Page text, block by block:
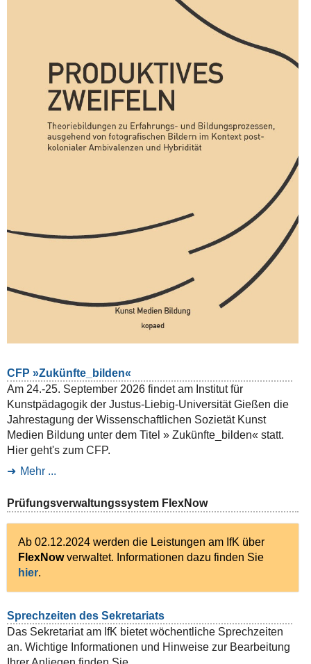
CFP »Zukünfte_bilden«
Am 24.-25. September 2026 findet am Institut für
Kunstpädagogik der Justus-Liebig-Universität Gießen die
Jahrestagung der Wissenschaftlichen Sozietät Kunst
Medien Bildung unter dem Titel » Zukünfte_bilden« statt.
Hier geht's zum CFP.
Mehr ...
Prüfungsverwaltungssystem FlexNow
Ab 02.12.2024 werden die Leistungen am IfK über
FlexNowverwaltet. Informationen dazu finden Sie
hier.
Sprechzeiten des Sekretariats
Das Sekretariat am IfK bietet wöchentliche Sprechzeiten
an. Wichtige Informationen und Hinweise zur Bearbeitung